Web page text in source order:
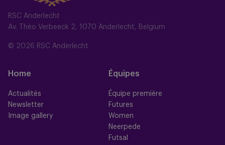
RSC Anderlecht
Av. Théo Verbeeck 2, 1070 Anderlecht, Belgium
© 2026 RSC Anderlecht
Home
Actualités
Newsletter
Image gallery
Équipes
Équipe première
Futures
Women
Neerpede
Futsal